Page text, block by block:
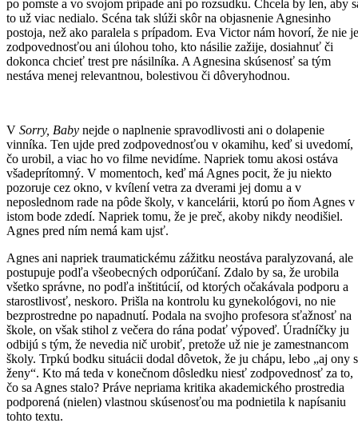
po pomste a vo svojom prípade ani po rozsudku. Chcela by len, aby
to už viac nedialo. Scéna tak slúži skôr na objasnenie Agnesinho
postoja, než ako paralela s prípadom. Eva Victor nám hovorí, že nie je
zodpovednosťou ani úlohou toho, kto násilie zažije, dosiahnuť či
dokonca chcieť trest pre násilníka. A Agnesina skúsenosť sa tým
nestáva menej relevantnou, bolestivou či dôveryhodnou.
V Sorry, Baby nejde o naplnenie spravodlivosti ani o dolapenie
vinníka. Ten ujde pred zodpovednosťou v okamihu, keď si uvedomí,
čo urobil, a viac ho vo filme nevidíme. Napriek tomu akosi ostáva
všadeprítomný. V momentoch, keď má Agnes pocit, že ju niekto
pozoruje cez okno, v kvílení vetra za dverami jej domu a v
neposlednom rade na pôde školy, v kancelárii, ktorú po ňom Agnes v
istom bode zdedí. Napriek tomu, že je preč, akoby nikdy neodišiel.
Agnes pred ním nemá kam ujsť.
Agnes ani napriek traumatickému zážitku neostáva paralyzovaná, ale
postupuje podľa všeobecných odporúčaní. Zdalo by sa, že urobila
všetko správne, no podľa inštitúcií, od ktorých očakávala podporu a
starostlivosť, neskoro. Prišla na kontrolu ku gynekológovi, no nie
bezprostredne po napadnutí. Podala na svojho profesora sťažnosť na
škole, on však stihol z večera do rána podať výpoveď. Úradníčky ju
odbijú s tým, že nevedia nič urobiť, pretože už nie je zamestnancom
školy. Trpkú bodku situácii dodal dôvetok, že ju chápu, lebo „aj ony
ženy“. Kto má teda v konečnom dôsledku niesť zodpovednosť za to,
čo sa Agnes stalo? Práve nepriama kritika akademického prostredia
podporená (nielen) vlastnou skúsenosťou ma podnietila k napísaniu
tohto textu.